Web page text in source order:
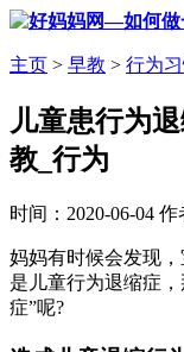
主页 > 早教 > 行为
儿童患行为
教_行为
时间：2020-06-04 作
妈妈有时候会发现
是儿童行为退缩症
症”呢?